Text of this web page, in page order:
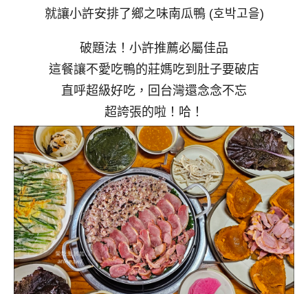
就讓小許安排了鄉之味南瓜鴨 (호박고을)
破題法！小許推薦必屬佳品
這餐讓不愛吃鴨的莊媽吃到肚子要破店
直呼超級好吃，回台灣還念念不忘
超誇張的啦！哈！